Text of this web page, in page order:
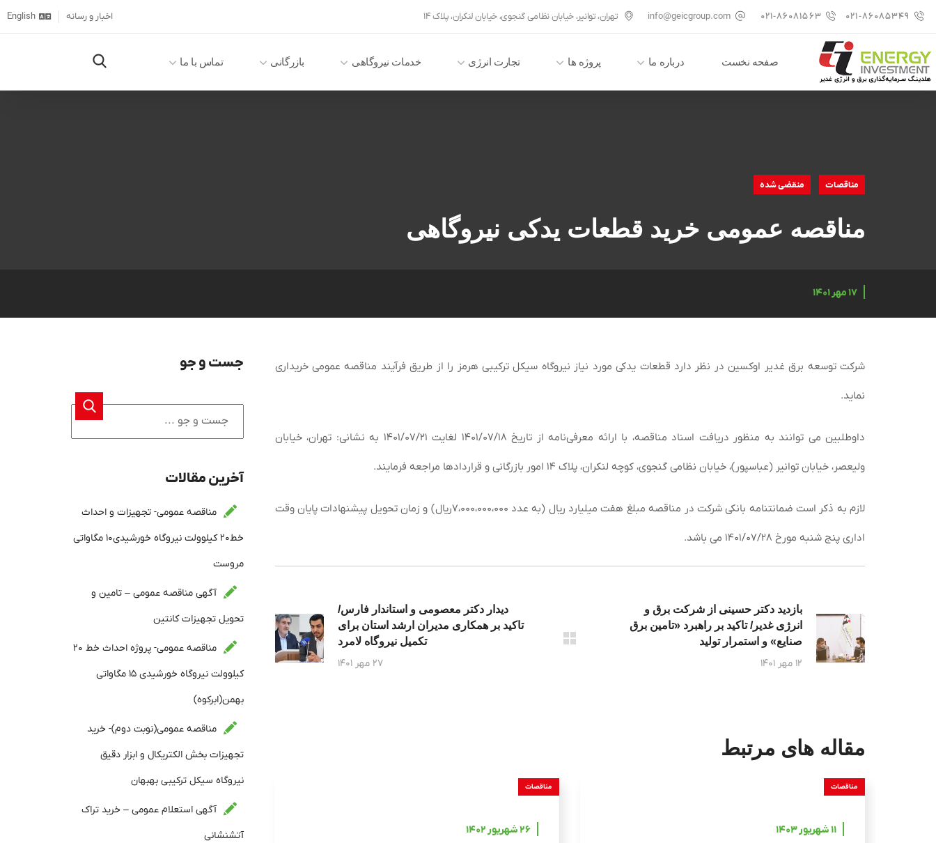
۰۲۱-۸۶۰۸۵۳۴۹ ۰۲۱-۸۶۰۸۱۵۶۳ info@geicgroup.com تهران، توانیر، خیابان نظامی گنجوی، خیابان لنکران، پلاک ۱۴ اخبار و رسانه English
صفحه نخست درباره ما پروژه ها تجارت انرژی خدمات نیروگاهی بازرگانی تماس با ما
مناقصات منقضی شده
مناقصه عمومی خرید قطعات یدکی نیروگاهی
۱۷ مهر ۱۴۰۱
شرکت توسعه برق غدیر اوکسین در نظر دارد قطعات یدکی مورد نیاز نیروگاه سیکل ترکیبی هرمز را از طریق فرآیند مناقصه عمومی خریداری
نماید.
داوطلبین می توانند به منظور دریافت اسناد مناقصه، با ارائه معرفی‌نامه از تاریخ ۱۴۰۱/۰۷/۱۸ لغایت ۱۴۰۱/۰۷/۲۱ به نشانی: تهران، خیابان
ولیعصر، خیابان توانیر (عباسپور)، خیابان نظامی گنجوی، کوچه لنکران، پلاک ۱۴ امور بازرگانی و قراردادها مراجعه فرمایند.
لازم به ذکر است ضمانتنامه بانکی شرکت در مناقصه مبلغ هفت میلیارد ریال (به عدد ۷،۰۰۰،۰۰۰،۰۰۰ریال) و زمان تحویل پیشنهادات پایان وقت
اداری پنج شنبه مورخ ۱۴۰۱/۰۷/۲۸ می باشد.
بازدید دکتر حسینی از شرکت برق و
انرژی غدیر/ تاکید بر راهبرد «تامین برق
صنایع» و استمرار تولید
۱۲ مهر ۱۴۰۱
دیدار دکتر معصومی و استاندار فارس/
تاکید بر همکاری مدیران ارشد استان برای
تکمیل نیروگاه لامرد
۲۷ مهر ۱۴۰۱
مقاله های مرتبط
مناقصات
۱۱ شهریور ۱۴۰۳
مناقصات
۲۶ شهریور ۱۴۰۲
جست و جو
آخرین مقالات
مناقصه عمومی- تجهیزات و احداث
خط۲۰ کیلوولت نیروگاه خورشیدی۱۰ مگاواتی
مروست
آگهی مناقصه عمومی – تامین و
تحویل تجهیزات کانتین
مناقصه عمومی- پروژه احداث خط ۲۰
کیلوولت نیروگاه خورشیدی ۱۵ مگاواتی
بهمن(ابرکوه)
مناقصه عمومی(نوبت دوم)- خرید
تجهیزات بخش الکتریکال و ابزار دقیق
نیروگاه سیکل ترکیبی بهبهان
آگهی استعلام عمومی – خرید تراک
آتشنشانی